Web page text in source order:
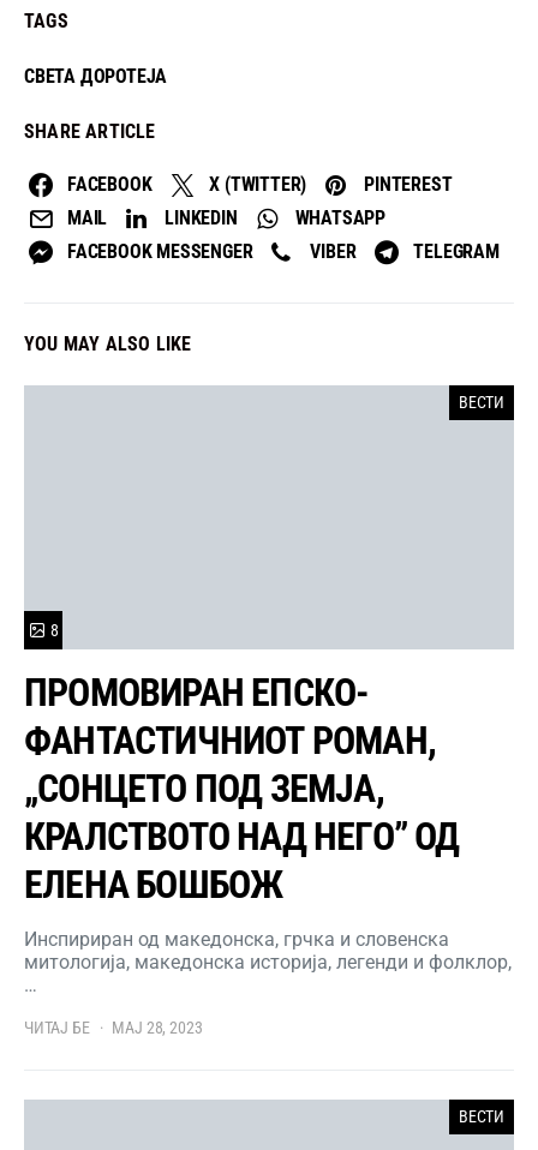
TAGS
СВЕТА ДОРОТЕЈА
SHARE ARTICLE
FACEBOOK X (TWITTER)
PINTEREST
MAIL
LINKEDIN
WHATSAPP
FACEBOOK MESSENGER
VIBER TELEGRAM
YOU MAY ALSO LIKE
ВЕСТИ
8
ПРОМОВИРАН ЕПСКО-
ФАНТАСТИЧНИОТ РОМАН,
„СОНЦЕТО ПОД ЗЕМЈА,
КРАЛСТВОТО НАД НЕГО” ОД
ЕЛЕНА БОШБОЖ
Инспириран од македонска, грчка и словенска
митологија, македонска историја, легенди и фолклор,
…
ЧИТАЈ БЕ МАЈ 28, 2023
ВЕСТИ